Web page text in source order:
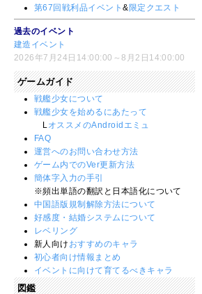
第67回戦利品イベント&限定クエスト
過去のイベント
建造イベント
2026年7月24日14:00:00～8月2日14:00:00
ゲームガイド
戦艦少女について
戦艦少女を始めるにあたって
L オススメのAndroidエミュ
FAQ
運営へのお問い合わせ方法
ゲーム内でのVer更新方法
簡体字入力の手引
※頻出単語の翻訳と日本語化について
中国語版規制解除方法について
好感度・結婚システムについて
レベリング
新人向け おすすめのキャラ
初心者向け情報まとめ
イベントに向けて育てるべきキャラ
図鑑